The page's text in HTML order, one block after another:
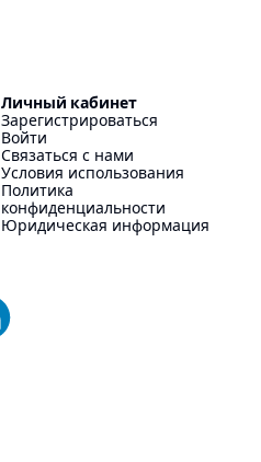
Личный кабинет
Зарегистрироваться
Войти
Связаться с нами
Условия использования
Политика
конфиденциальности
Юридическая информация